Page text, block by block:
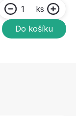
ks
Do košíku